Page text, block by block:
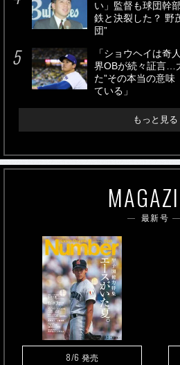
い」監督も球団幹
鉄と決裂した？ 野
団”
「ショウヘイは奇
界OBが続々証言…
た”その本当の意
ている」
もっと見る
最新号
8/6 発売